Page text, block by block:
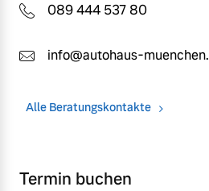
089 444 537 80
info@autohaus-
Alle Beratungskontakte
Termin buchen